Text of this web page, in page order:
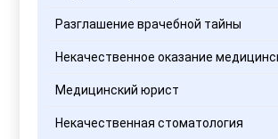
Разглашение врачебной тайны
Некачественное оказание
Медицинский юрист
Некачественная стоматология